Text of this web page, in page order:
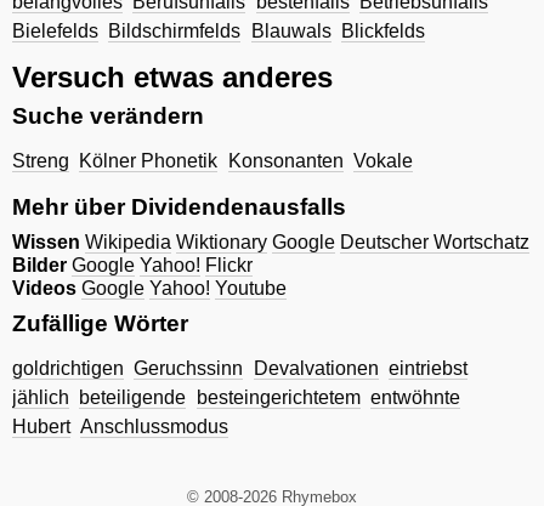
Bielefelds Bildschirmfelds Blauwals Blickfelds
Versuch etwas anderes
Suche verändern
Streng Kölner Phonetik Konsonanten Vokale
Mehr über Dividendenausfalls
Wissen Wikipedia Wiktionary Google Deutscher Wortschatz
Bilder Google Yahoo! Flickr
Videos Google Yahoo! Youtube
Zufällige Wörter
goldrichtigen Geruchssinn Devalvationen eintriebst
jählich
beteiligende besteingerichtetem entwöhnte
Hubert Anschlussmodus
© 2008-2026 Rhymebox